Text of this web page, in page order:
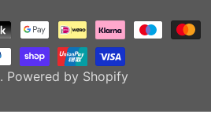
. Powered by Shopify